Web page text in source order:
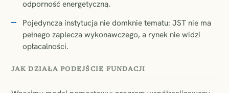
odporność energetyczną.
Pojedyncza instytucja nie domknie tematu: JST nie ma
pełnego zaplecza wykonawczego, a rynek nie widzi
opłacalności.
JAK DZIAŁA PODEJŚCIE FUNDACJI